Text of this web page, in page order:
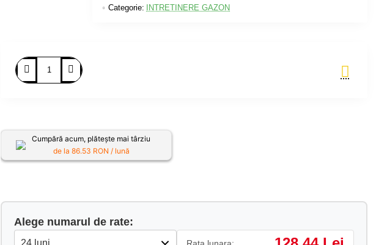
Categorie:
INTRETINERE GAZON
Cumpără acum, plătește mai târziu
de la 86.53 RON / lună
Alege numarul de rate:
Rata lunara: